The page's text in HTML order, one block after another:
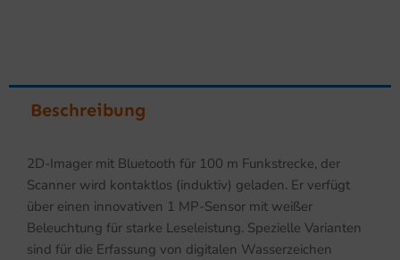
Beschreibung
2D-Imager mit Bluetooth für 100 m Funkstrecke, der
Scanner wird kontaktlos (induktiv) geladen. Er verfügt
über einen innovativen 1 MP-Sensor mit weißer
Beleuchtung für starke Leseleistung. Spezielle Varianten
sind für die Erfassung von digitalen Wasserzeichen